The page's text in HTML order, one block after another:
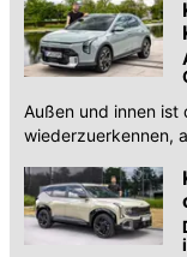
Außen und innen ist
wiederzuerkennen,